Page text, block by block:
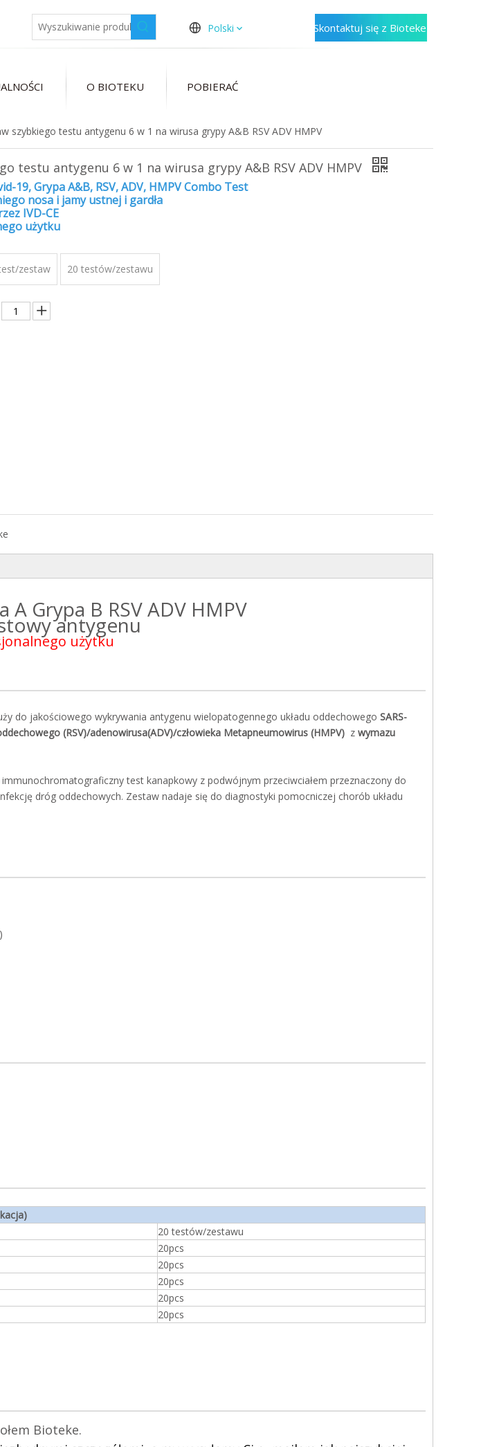
Polski Skontaktuj się z Bioteke
O BIOTEKU POBIERAĆ
szybkiego testu antygenu 6 w 1 na wirusa grypy A&B RSV ADV HMPV
testu antygenu 6 w 1 na wirusa grypy A&B RSV ADV HMPV
19, Grypa A&B, RSV, ADV, HMPV Combo Test
nosa i jamy ustnej i gardła
IVD-CE
użytku
zestaw 20 testów/zestawu
A Grypa B RSV ADV HMPV
antygenu
użytku
do jakościowego wykrywania antygenu wielopatogennego układu oddechowego SARS-
(RSV)/adenowirusa(ADV)/człowieka Metapneumowirus (HMPV) z wymazu
test kanapkowy z podwójnym przeciwciałem przeznaczony do
dróg oddechowych. Zestaw nadaje się do diagnostyki pomocniczej chorób układu
20 testów/zestawu
20pcs
20pcs
20pcs
20pcs
20pcs
Bioteke.